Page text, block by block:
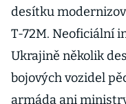
desítku
T-72M. Neoficiální
Ukrajině několik
bojových vozidel
armáda ani